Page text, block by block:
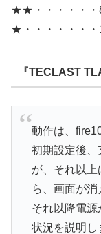
★★・・・・・・
★・・・・・・・
『TECLAST
動作は、
初期設定後、
が、それ以上
ら、画面が消
それ以降電源
状況を説明し